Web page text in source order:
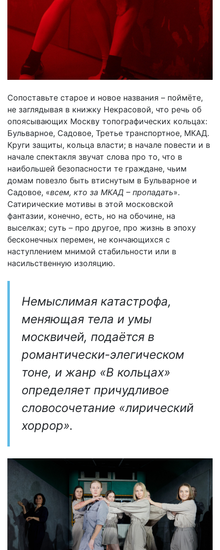
Сопоставьте старое и новое названия – поймёте,
не заглядывая в книжку Некрасовой, что речь об
опоясывающих Москву топографических кольцах:
Бульварное, Садовое, Третье транспортное, МКАД.
Круги защиты, кольца власти; в начале повести и в
начале спектакля звучат слова про то, что в
наибольшей безопасности те граждане, чьим
домам повезло быть втиснутым в Бульварное и
Садовое, «всем, кто за МКАД – пропадать».
Сатирические мотивы в этой московской
фантазии, конечно, есть, но на обочине, на
выселках; суть – про другое, про жизнь в эпоху
бесконечных перемен, не кончающихся с
наступлением мнимой стабильности или в
насильственную изоляцию.
Немыслимая катастрофа,
меняющая тела и умы
москвичей, подаётся в
романтически-элегическом
тоне, и жанр «В кольцах»
определяет причудливое
словосочетание «лирический
хоррор».